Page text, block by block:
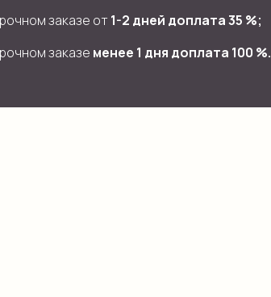
заказе от 1-2 дней доплата 35 %;
заказе менее 1 дня доплата 100 %.